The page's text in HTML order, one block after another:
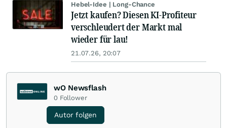
Hebel-Idee | Long-Chance
Jetzt kaufen? Diesen KI-Profiteur
verschleudert der Markt mal
wieder für lau!
21.07.26, 20:07
wO Newsflash
0 Follower
Autor folgen